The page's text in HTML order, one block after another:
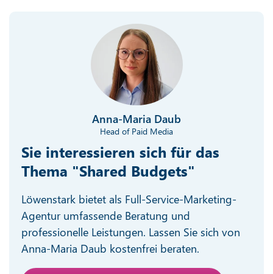
Anna-Maria Daub
Head of Paid Media
Sie interessieren sich für das
Thema "Shared Budgets"
Löwenstark bietet als Full-Service-Marketing-
Agentur umfassende Beratung und
professionelle Leistungen. Lassen Sie sich von
Anna-Maria Daub kostenfrei beraten.